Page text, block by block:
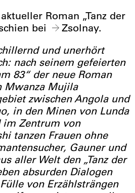
Roman „Tanz der
bei
Zsolnay.
und unerhört
nach seinem gefeierten
83“ der neue Roman
Mwanza Mujila
zwischen Angola und
in den Minen von Lunda
im Zentrum von
tanzen Frauen ohne
Gauner und
aller Welt den „Tanz der
absurden Dialogen
von Erzählsträngen